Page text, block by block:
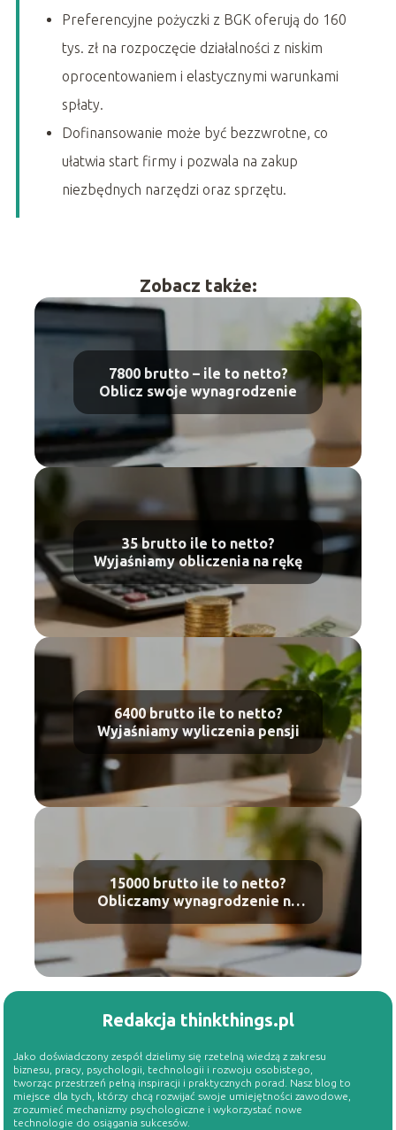
Preferencyjne pożyczki z BGK oferują do 160
tys. zł na rozpoczęcie działalności z niskim
oprocentowaniem i elastycznymi warunkami
spłaty.
Dofinansowanie może być bezzwrotne, co
ułatwia start firmy i pozwala na zakup
niezbędnych narzędzi oraz sprzętu.
Zobacz także:
7800 brutto – ile to netto?
Oblicz swoje wynagrodzenie
35 brutto ile to netto?
Wyjaśniamy obliczenia na rękę
6400 brutto ile to netto?
Wyjaśniamy wyliczenia pensji
15000 brutto ile to netto?
Obliczamy wynagrodzenie na
Redakcja thinkthings.pl
Jako doświadczony zespół dzielimy się rzetelną wiedzą z zakresu
biznesu, pracy, psychologii, technologii i rozwoju osobistego,
tworząc przestrzeń pełną inspiracji i praktycznych porad. Nasz blog to
miejsce dla tych, którzy chcą rozwijać swoje umiejętności zawodowe,
zrozumieć mechanizmy psychologiczne i wykorzystać nowe
technologie do osiągania sukcesów.